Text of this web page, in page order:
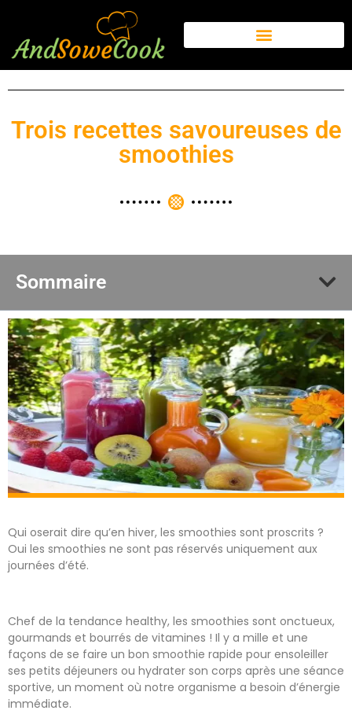
Trois recettes savoureuses de
smoothies
Sommaire
Qui oserait dire qu’en hiver, les smoothies sont proscrits ?
Oui les smoothies ne sont pas réservés uniquement aux
journées d’été.
Chef de la tendance healthy, les smoothies sont onctueux,
gourmands et bourrés de vitamines ! Il y a mille et une
façons de se faire un bon smoothie rapide pour ensoleiller
ses petits déjeuners ou hydrater son corps après une séance
sportive, un moment où notre organisme a besoin d’énergie
immédiate.